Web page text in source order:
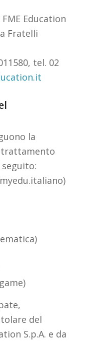
Education
Fratelli
tel. 02
la
del
S.p.A. e da